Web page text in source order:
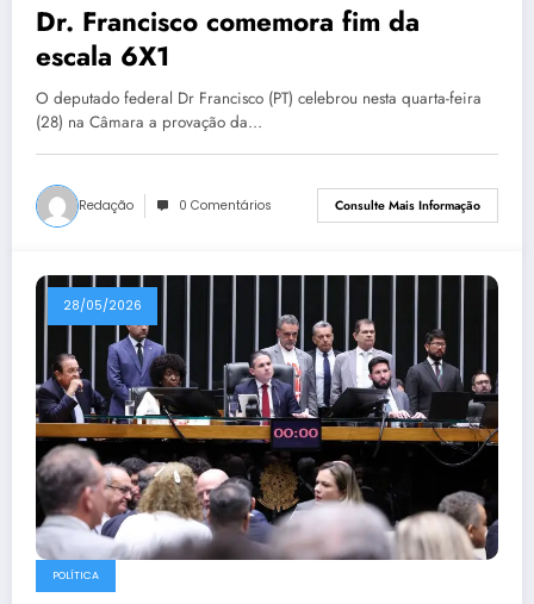
Dr. Francisco comemora fim da
escala 6X1
O deputado federal Dr Francisco (PT) celebrou nesta quarta-feira
(28) na Câmara a provação da…
Redação 0 Comentários Consulte Mais Informação
28/05/2026
POLÍTICA